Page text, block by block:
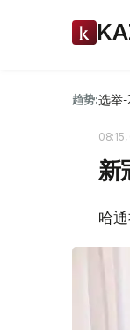
趋势:选举
新
哈